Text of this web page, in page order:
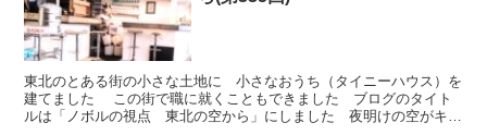
東北のとある街の小さな土地に 小さなおうち（タイニーハウス）を
建てました この街で職に就くこともできました ブログのタイト
ルは「ノボルの視点 東北の空から」にしました 夜明けの空がキレ